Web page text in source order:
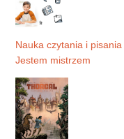
Nauka czytania i
Jestem mistrzem